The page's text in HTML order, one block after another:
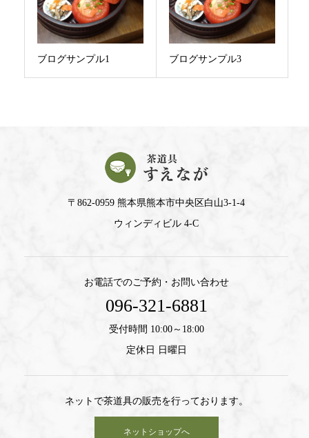
ブログサンプル1 ブログサンプル3
〒862-0959 熊本県熊本市中央区白山3-1-4
ウィンディビル 4-C
お電話でのご予約・お問い合わせ
096-321-6881
受付時間 10:00～18:00
定休日 日曜日
ネットで茶道具の販売を行っております。
ネットショップへ